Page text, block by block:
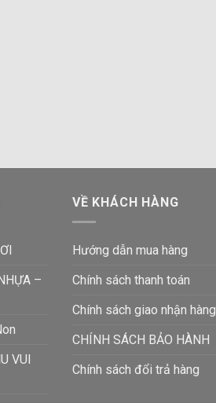
–
VUI
VỀ KHÁCH HÀNG
Hướng dẫn mua hàng
Chính sách thanh toán
Chính sách giao nhận hàng
CHÍNH SÁCH BẢO HÀNH
Chính sách đổi trả hàng